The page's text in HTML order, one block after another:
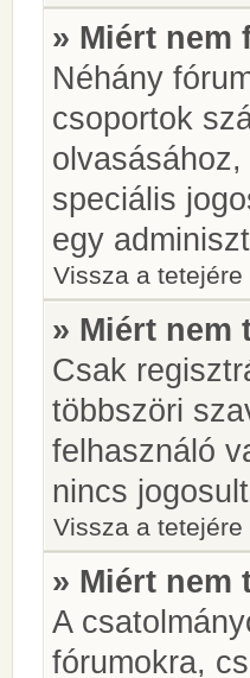
» Miért nem
Néhány
csoportok
speciális
egy
Vissza a tetejére
» Miért nem
Csak
többszöri
felhasználó
nincs
Vissza a tetejére
» Miért nem
A
fórumokra,